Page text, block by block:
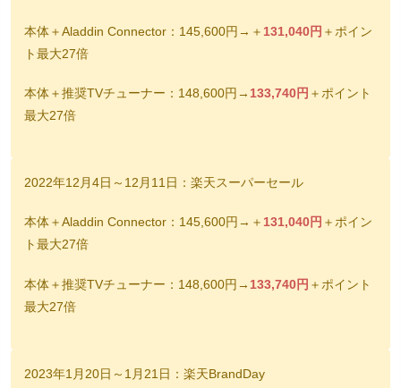
本体＋Aladdin Connector：145,600円→＋ 131,040円 ＋ポイン
ト最大27倍
本体＋推奨TVチューナー：148,600円→ 133,740円 ＋ポイント
最大27倍
2022年12月4日～12月11日：楽天スーパーセール
本体＋Aladdin Connector：145,600円→＋ 131,040円 ＋ポイン
ト最大27倍
本体＋推奨TVチューナー：148,600円→ 133,740円 ＋ポイント
最大27倍
2023年1月20日～1月21日：楽天BrandDay